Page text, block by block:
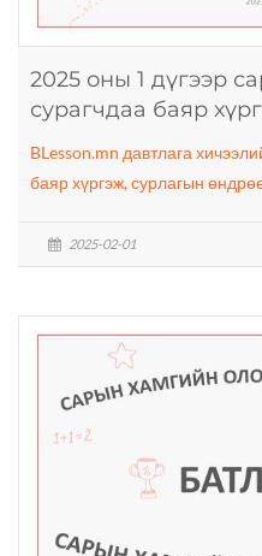
2025 оны 1 дүгээр
сурагчдаа баяр
BLesson.mn давтлага
баяр хүргэж, сурлагын
2025-02-01